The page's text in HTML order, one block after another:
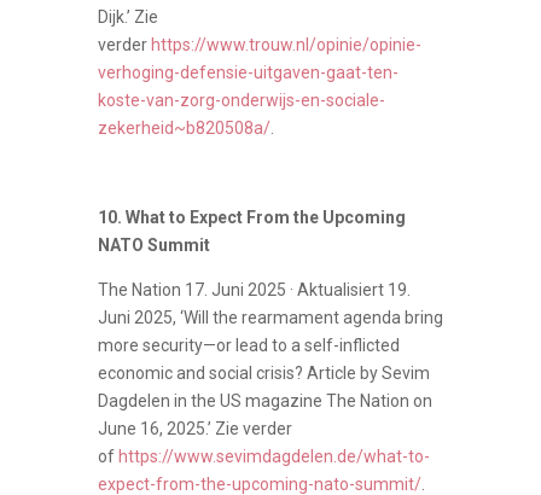
Dijk.’ Zie
verder https://www.trouw.nl/opinie/opinie-
verhoging-defensie-uitgaven-gaat-ten-
koste-van-zorg-onderwijs-en-sociale-
zekerheid~b820508a/.
10. What to Expect From the Upcoming
NATO Summit
The Nation 17. Juni 2025 · Aktualisiert 19.
Juni 2025, ‘Will the rearmament agenda bring
more security—or lead to a self-inflicted
economic and social crisis? Article by Sevim
Dagdelen in the US magazine The Nation on
June 16, 2025.’ Zie verder
of https://www.sevimdagdelen.de/what-to-
expect-from-the-upcoming-nato-summit/.